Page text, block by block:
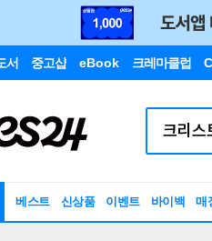
서 중고샵 eBook 크레마클럽
베스트 신상품 이벤트 바이백 매